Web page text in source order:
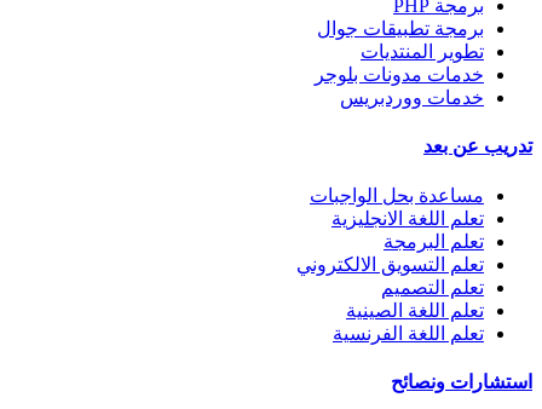
برمجة PHP
برمجة تطبيقات جوال
تطوير المنتديات
خدمات مدونات بلوجر
خدمات ووردبريس
تدريب عن بعد
مساعدة بحل الواجبات
تعلم اللغة الانجليزية
تعلم البرمجة
تعلم التسويق الالكتروني
تعلم التصميم
تعلم اللغة الصينية
تعلم اللغة الفرنسية
استشارات ونصائح